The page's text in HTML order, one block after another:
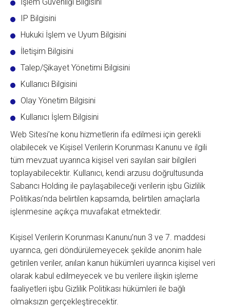
IP Bilgisini
Hukuki İşlem ve Uyum Bilgisini
İletişim Bilgisini
Talep/Şikayet Yönetimi Bilgisini
Kullanıcı Bilgisini
Olay Yönetim Bilgisini
Kullanıcı İşlem Bilgisini
Web Sitesi’ne konu hizmetlerin ifa edilmesi için gerekli
olabilecek ve Kişisel Verilerin Korunması Kanunu ve ilgili
tüm mevzuat uyarınca kişisel veri sayılan sair bilgileri
toplayabilecektir. Kullanıcı, kendi arzusu doğrultusunda
Sabancı Holding ile paylaşabileceği verilerin işbu Gizlilik
Politikası’nda belirtilen kapsamda, belirtilen amaçlarla
işlenmesine açıkça muvafakat etmektedir.
Kişisel Verilerin Korunması Kanunu’nun 3 ve 7. maddesi
uyarınca, geri döndürülemeyecek şekilde anonim hale
getirilen veriler, anılan kanun hükümleri uyarınca kişisel veri
olarak kabul edilmeyecek ve bu verilere ilişkin işleme
faaliyetleri işbu Gizlilik Politikası hükümleri ile bağlı
olmaksızın gerçekleştirecektir.